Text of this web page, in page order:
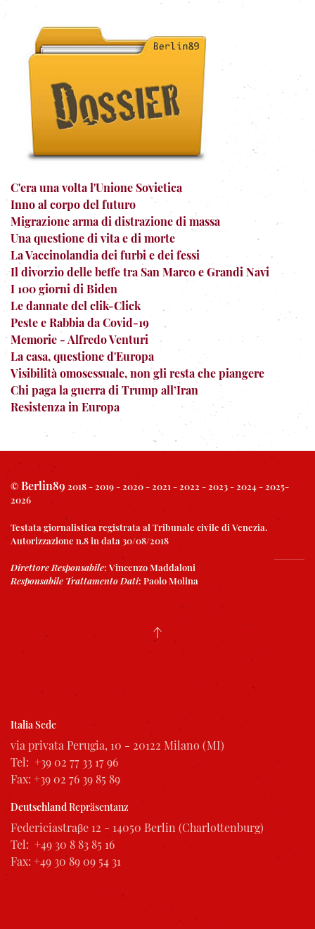
C'era una volta l'Unione Sovietica
Inno al corpo del futuro
Migrazione arma di distrazione di massa
Una questione di vita e di morte
La Vaccinolandia dei furbi e dei fessi
Il divorzio delle beffe tra San Marco e Grandi Navi
I 100 giorni di Biden
Le dannate del clik-Click
Peste e Rabbia da Covid-19
Memorie - Alfredo Venturi
La casa, questione d'Europa
Visibilità omosessuale, non gli resta che piangere
Chi paga la guerra di Trump all’Iran
Resistenza in Europa
© Berlin89 2018 - 2019 - 2020 - 2021 - 2022 - 2023 - 2024 - 2025-
2026
Testata giornalistica registrata al Tribunale civile di Venezia.
Autorizzazione n.8 in data 30/08/2018
Direttore Responsabile: Vincenzo Maddaloni
Responsabile Trattamento Dati: Paolo Molina
Italia Sede
via privata Perugia, 10 - 20122 Milano (MI)
Tel: +39 02 77 33 17 96
Fax: +39 02 76 39 85 89
Deutschland Repräsentanz
Federiciastraβe 12 - 14050 Berlin (Charlottenburg)
Tel: +49 30 8 83 85 16
Fax: +49 30 89 09 54 31